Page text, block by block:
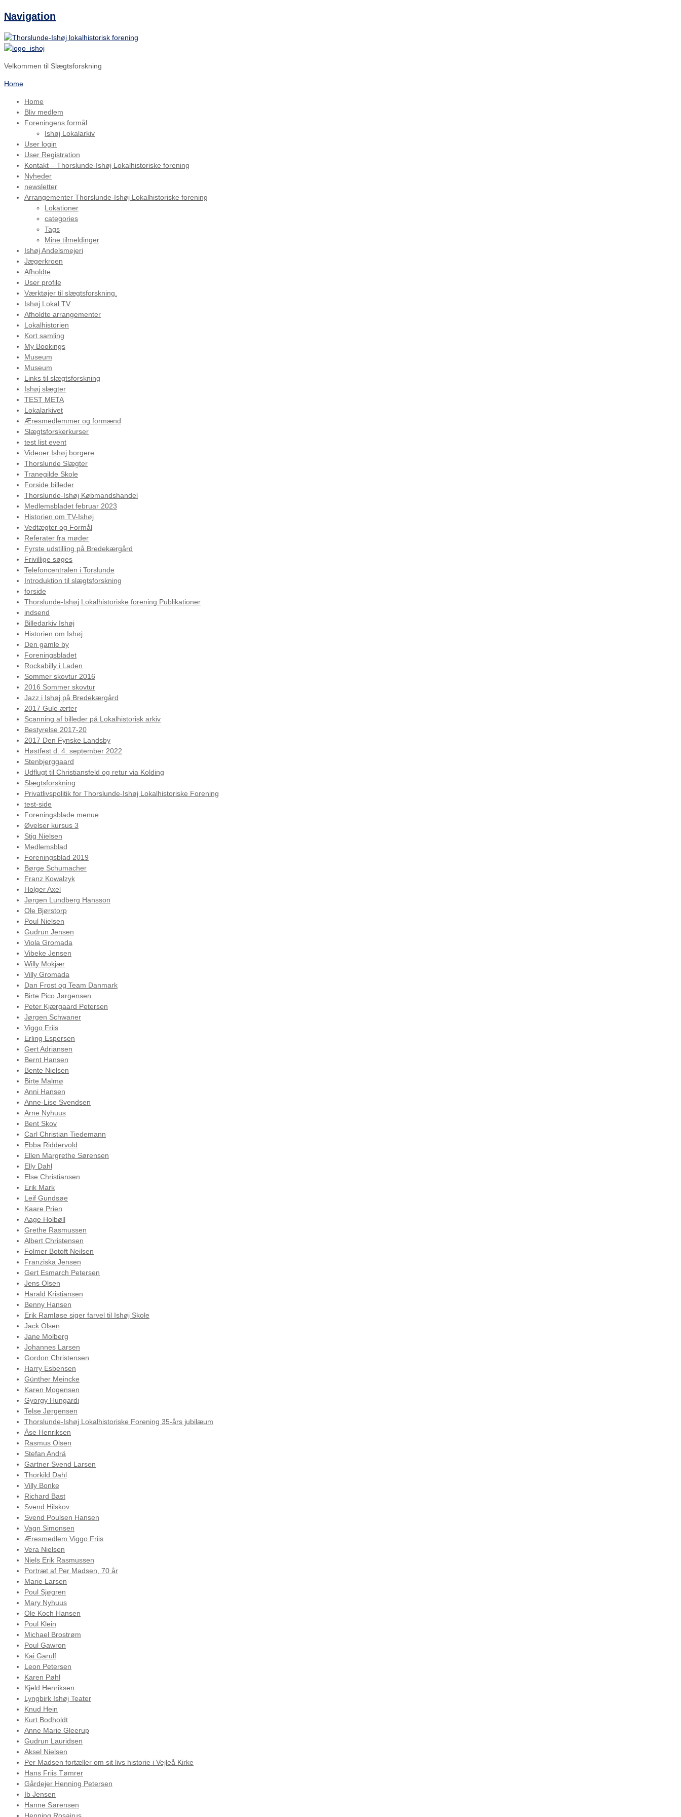
Navigation
Velkommen til Slægtsforskning
Home
Home
Bliv medlem
Foreningens formål
Ishøj Lokalarkiv
User login
User Registration
Kontakt – Thorslunde-Ishøj Lokalhistoriske forening
Nyheder
newsletter
Arrangementer Thorslunde-Ishøj Lokalhistoriske forening
Lokationer
categories
Tags
Mine tilmeldinger
Ishøj Andelsmejeri
Jægerkroen
Afholdte
User profile
Værktøjer til slægtsforskning.
Ishøj Lokal TV
Afholdte arrangementer
Lokalhistorien
Kort samling
My Bookings
Museum
Museum
Links til slægtsforskning
Ishøj slægter
TEST META
Lokalarkivet
Æresmedlemmer og formænd
Slægtsforskerkurser
test list event
Videoer Ishøj borgere
Thorslunde Slægter
Tranegilde Skole
Forside billeder
Thorslunde-Ishøj Købmandshandel
Medlemsbladet februar 2023
Historien om TV-Ishøj
Vedtægter og Formål
Referater fra møder
Fyrste udstilling på Bredekærgård
Frivillige søges
Telefoncentralen i Torslunde
Introduktion til slægtsforskning
forside
Thorslunde-Ishøj Lokalhistoriske forening Publikationer
indsend
Billedarkiv Ishøj
Historien om Ishøj
Den gamle by
Foreningsbladet
Rockabilly i Laden
Sommer skovtur 2016
2016 Sommer skovtur
Jazz i Ishøj på Bredekærgård
2017 Gule ærter
Scanning af billeder på Lokalhistorisk arkiv
Bestyrelse 2017-20
2017 Den Fynske Landsby
Høstfest d. 4. september 2022
Stenbjerggaard
Udflugt til Christiansfeld og retur via Kolding
Slægtsforskning
Privatlivspolitik for Thorslunde-Ishøj Lokalhistoriske Forening
test-side
Foreningsblade menue
Øvelser kursus 3
Stig Nielsen
Medlemsblad
Foreningsblad 2019
Børge Schumacher
Franz Kowalzyk
Holger Axel
Jørgen Lundberg Hansson
Ole Bjørstorp
Poul Nielsen
Gudrun Jensen
Viola Gromada
Vibeke Jensen
Willy Mokjær
Villy Gromada
Dan Frost og Team Danmark
Birte Pico Jørgensen
Peter Kjærgaard Petersen
Jørgen Schwaner
Viggo Friis
Erling Espersen
Gert Adriansen
Bernt Hansen
Bente Nielsen
Birte Malmø
Anni Hansen
Anne-Lise Svendsen
Arne Nyhuus
Bent Skov
Carl Christian Tiedemann
Ebba Riddervold
Ellen Margrethe Sørensen
Elly Dahl
Else Christiansen
Erik Mark
Leif Gundsøe
Kaare Prien
Aage Holbøll
Grethe Rasmussen
Albert Christensen
Folmer Botoft Neilsen
Franziska Jensen
Gert Esmarch Petersen
Jens Olsen
Harald Kristiansen
Benny Hansen
Erik Ramløse siger farvel til Ishøj Skole
Jack Olsen
Jane Molberg
Johannes Larsen
Gordon Christensen
Harry Esbensen
Günther Meincke
Karen Mogensen
Gyorgy Hungardi
Telse Jørgensen
Thorslunde-Ishøj Lokalhistoriske Forening 35-års jubilæum
Åse Henriksen
Rasmus Olsen
Stefan Andrä
Gartner Svend Larsen
Thorkild Dahl
Villy Bonke
Richard Bast
Svend Hilskov
Svend Poulsen Hansen
Vagn Simonsen
Æresmedlem Viggo Friis
Vera Nielsen
Niels Erik Rasmussen
Portræt af Per Madsen, 70 år
Marie Larsen
Poul Sjøgren
Mary Nyhuus
Ole Koch Hansen
Poul Klein
Michael Brostrøm
Poul Gawron
Kai Garulf
Leon Petersen
Karen Pøhl
Kjeld Henriksen
Lyngbirk Ishøj Teater
Knud Hein
Kurt Bodholdt
Anne Marie Gleerup
Gudrun Lauridsen
Aksel Nielsen
Per Madsen fortæller om sit livs historie i Vejleå Kirke
Hans Friis Tømrer
Gårdejer Henning Petersen
Ib Jensen
Hanne Sørensen